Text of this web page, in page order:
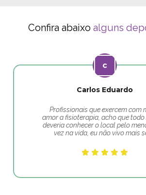
Confira abaixo alguns
Carlos Eduardo
Profissionais que exercem com
amor a fisioterapia, acho que
deveria conhecer o local pelo
vez na vida, eu não vivo mais